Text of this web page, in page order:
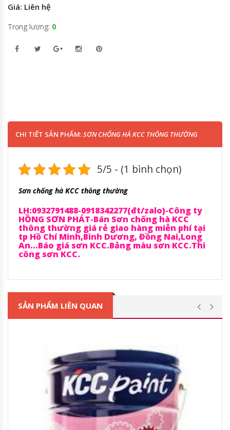
Giá: Liên hệ
Trọng lượng: 0
CHI TIẾT SẢN PHẨM:SƠN CHỐNG HÀ KCC THÔNG THƯỜNG
5/5 - (1 bình chọn)
Sơn chống hà KCC thông thường
LH:0932791488-0918342277(đt/zalo)-Công ty
HỒNG SƠN PHÁT-Bán Sơn chống hà KCC
thông thường giá rẻ giao hàng miễn phí tại
tp Hồ Chí Minh,Bình Dương, Đồng Nai,Long
An…Báo giá sơn KCC.Bảng màu sơn KCC.Thi
công sơn KCC.
SẢN PHẨM LIÊN QUAN